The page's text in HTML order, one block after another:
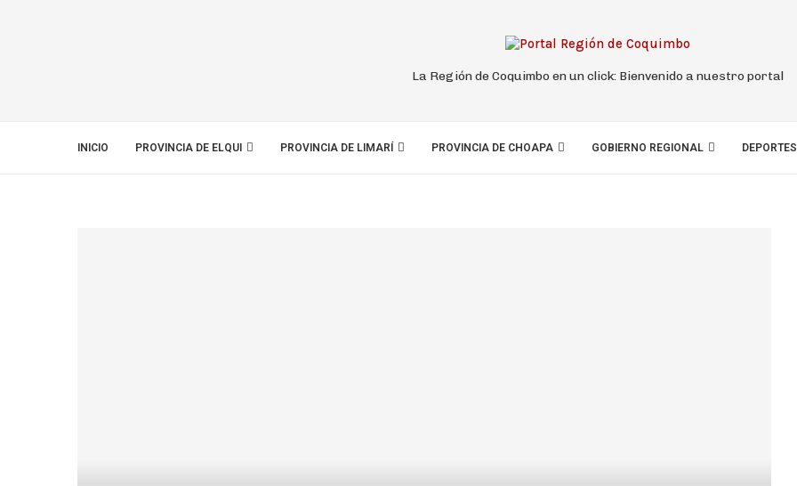
La Región de Coquimbo en un click: Bienvenido a nuestro portal
INICIO PROVINCIA DE ELQUI PROVINCIA DE LIMARÍ PROVINCIA DE CHOAPA GOBIERNO REGIONAL DEPORTES